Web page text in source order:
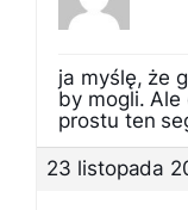
ja myślę, że
by mogli.
prostu ten
23 listopada